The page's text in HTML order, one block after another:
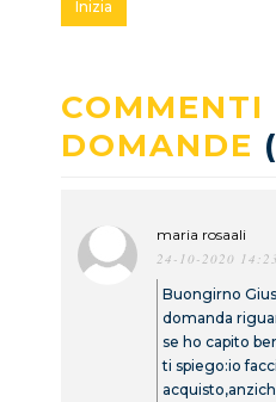
Inizia
COMMENTI
DOMANDE
maria rosaali
24-10-2020 14:23
Buongirno
domanda
se ho capito
ti spiego:io